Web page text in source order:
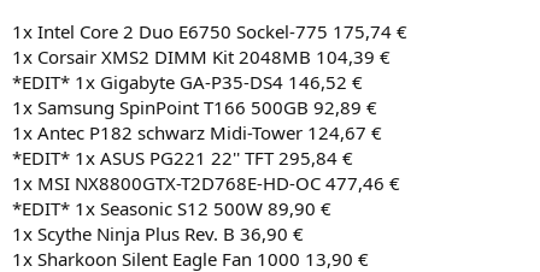
1x Intel Core 2 Duo E6750 Sockel-775 175,74 €
1x Corsair XMS2 DIMM Kit 2048MB 104,39 €
*EDIT* 1x Gigabyte GA-P35-DS4 146,52 €
1x Samsung SpinPoint T166 500GB 92,89 €
1x Antec P182 schwarz Midi-Tower 124,67 €
*EDIT* 1x ASUS PG221 22'' TFT 295,84 €
1x MSI NX8800GTX-T2D768E-HD-OC 477,46 €
*EDIT* 1x Seasonic S12 500W 89,90 €
1x Scythe Ninja Plus Rev. B 36,90 €
1x Sharkoon Silent Eagle Fan 1000 13,90 €